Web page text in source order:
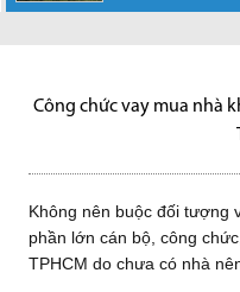
Giao các sở,
HoREA cho rằng
Không nên buộc
Công chức vay mua nhà
Không nên buộc đối tượng
phần lớn cán bộ, công
TPHCM do chưa có nhà